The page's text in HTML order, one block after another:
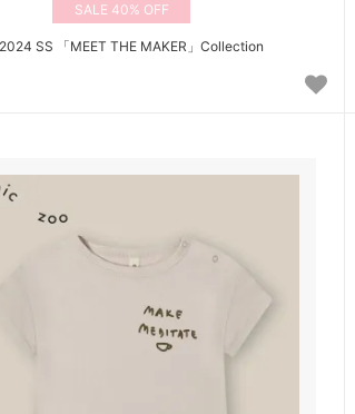
40%
SS 「MEET THE MAKER」Collection